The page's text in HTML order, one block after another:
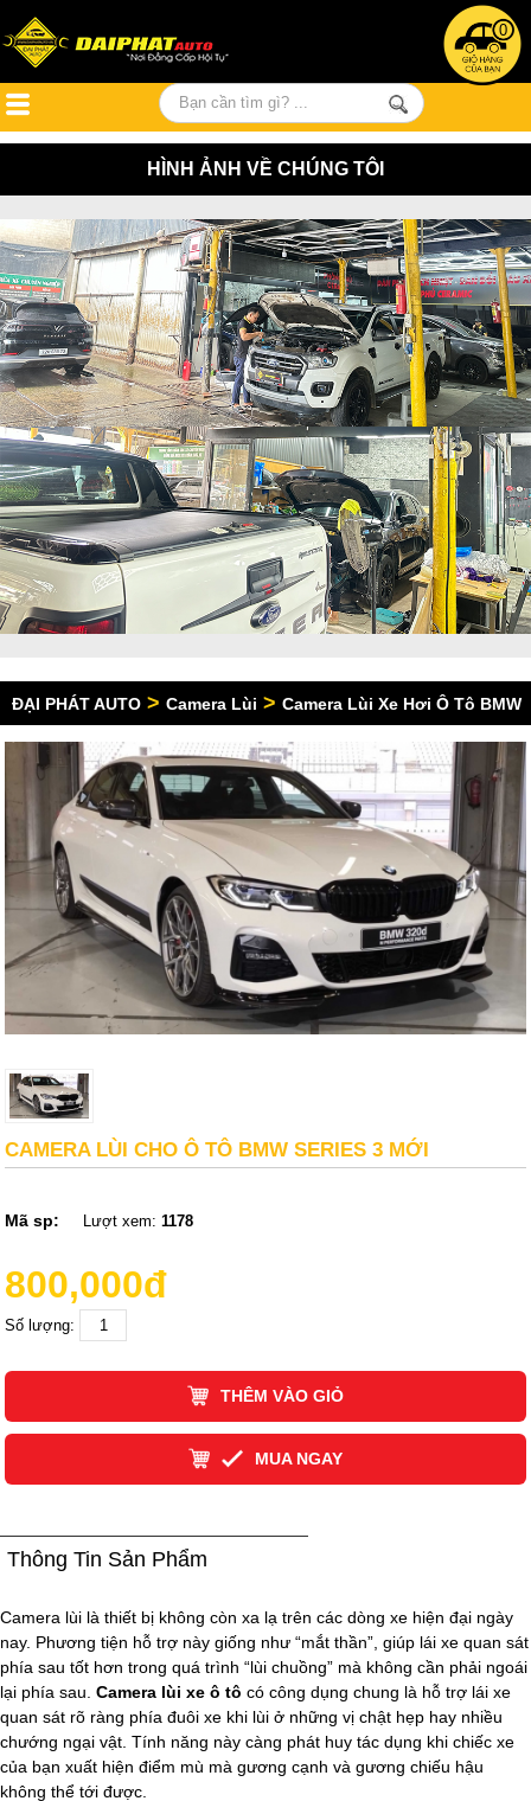
0
HÌNH ẢNH VỀ CHÚNG TÔI
ĐẠI PHÁT AUTO > Camera Lùi > Camera Lùi Xe Hơi Ô Tô BMW
CAMERA LÙI CHO Ô TÔ BMW SERIES 3 MỚI
Mã sp: Lượt xem:1178
800,000đ
Số lượng:
THÊM VÀO GIỎ
MUA NGAY
Thông Tin Sản Phẩm
Camera lùi là thiết bị không còn xa lạ trên các dòng xe hiện đại ngày
nay. Phương tiện hỗ trợ này giống như “mắt thần”, giúp lái xe quan sát
phía sau tốt hơn trong quá trình “lùi chuồng” mà không cần phải ngoái
lại phía sau. Camera lùi xe ô tô có công dụng chung là hỗ trợ lái xe
quan sát rõ ràng phía đuôi xe khi lùi ở những vị chật hẹp hay nhiều
chướng ngại vật. Tính năng này càng phát huy tác dụng khi chiếc xe
của bạn xuất hiện điểm mù mà gương cạnh và gương chiếu hậu
không thể tới được.